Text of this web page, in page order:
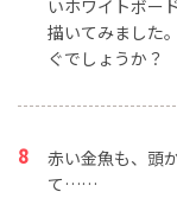
いホワイトボー
描いてみました
ぐでしょうか？
赤い金魚も、頭
て……